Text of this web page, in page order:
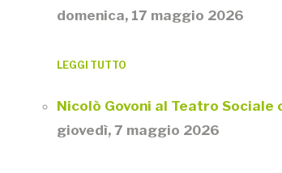
domenica, 17 maggio 2026
LEGGI TUTTO
Nicolò Govoni al Teatro Sociale
giovedì, 7 maggio 2026